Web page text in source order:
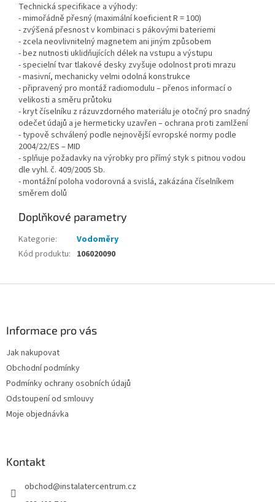
Technická specifikace a výhody:
- mimořádně přesný (maximální koeficient R = 100)
- zvýšená přesnost v kombinaci s pákovými bateriemi
- zcela neovlivnitelný magnetem ani jiným způsobem
- bez nutnosti uklidňujících délek na vstupu a výstupu
- specielní tvar tlakové desky zvyšuje odolnost proti mrazu
- masivní, mechanicky velmi odolná konstrukce
- připravený pro montáž radiomodulu – přenos informací o
velikosti a směru průtoku
- kryt číselníku z rázuvzdorného materiálu je otočný pro snadný
odečet údajů a je hermeticky uzavřen – ochrana proti zamlžení
- typově schválený podle nejnovější evropské normy podle
2004/22/ES – MID
- splňuje požadavky na výrobky pro přímý styk s pitnou vodou
dle vyhl. č. 409/2005 Sb.
- montážní poloha vodorovná a svislá, zakázána číselníkem
směrem dolů
Doplňkové parametry
Kategorie:
Vodoměry
Kód produktu: 106020090
Informace pro vás
Jak nakupovat
Obchodní podmínky
Podmínky ochrany osobních údajů
Odstoupení od smlouvy
Moje objednávka
Kontakt
obchod@instalatercentrum.cz